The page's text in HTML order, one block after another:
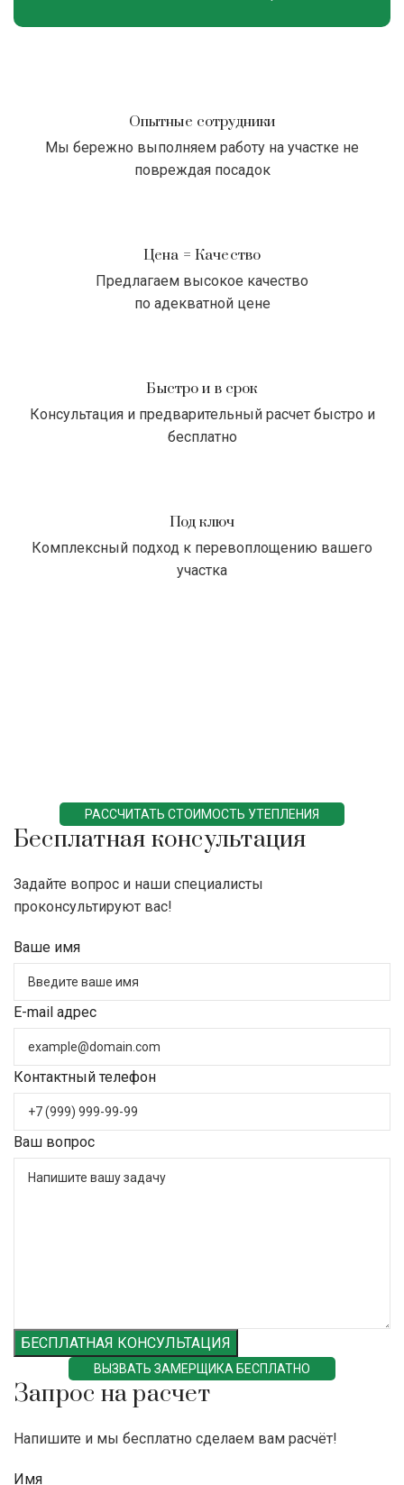
Опытные сотрудники
Мы бережно выполняем работу на участке не
повреждая посадок
Цена = Качество
Предлагаем высокое качество
по адекватной цене
Быстро и в срок
Консультация и предварительный расчет быстро и
бесплатно
Под ключ
Комплексный подход к перевоплощению вашего
участка
РАССЧИТАТЬ СТОИМОСТЬ УТЕПЛЕНИЯ
Бесплатная консультация
Задайте вопрос и наши специалисты
проконсультируют вас!
Ваше имя
E-mail адрес
Контактный телефон
Ваш вопрос
БЕСПЛАТНАЯ КОНСУЛЬТАЦИЯ
ВЫЗВАТЬ ЗАМЕРЩИКА БЕСПЛАТНО
Запрос на расчет
Напишите и мы бесплатно сделаем вам расчёт!
Имя